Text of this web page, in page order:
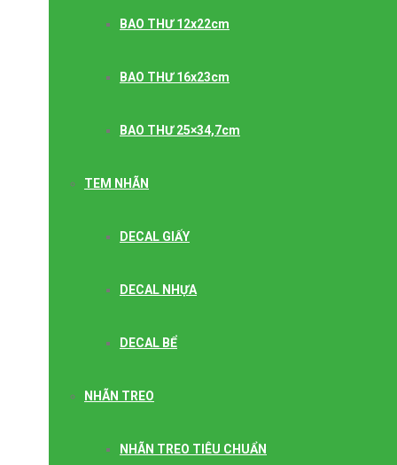
BAO THƯ 12x22cm
BAO THƯ 16x23cm
BAO THƯ 25×34,7cm
TEM NHÃN
DECAL GIẤY
DECAL NHỰA
DECAL BỂ
NHÃN TREO
NHÃN TREO TIÊU CHUẨN